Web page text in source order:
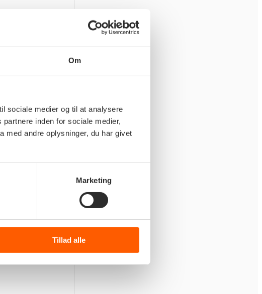
Om
sociale medier og til at analysere
inden for sociale medier,
med andre oplysninger, du har givet
Marketing
Tillad alle